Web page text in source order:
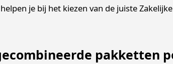
je bij het kiezen van de juiste
pakketten